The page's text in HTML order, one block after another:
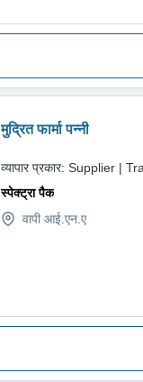
मुद्रित फार्मा पन्नी
व्यापार प्रकार: Supplier |
स्पेक्ट्रा पैक
वापी आई.एन.ए